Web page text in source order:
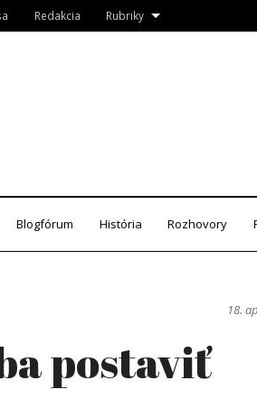
Redakcia Rubriky
Blogfórum História Rozhovory
18.
postaviť